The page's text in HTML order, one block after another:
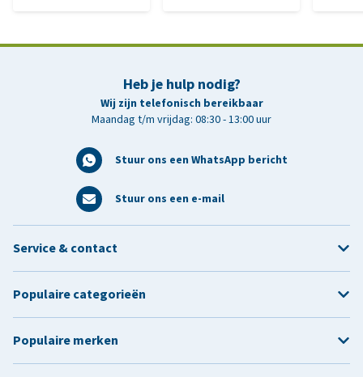
Heb je hulp nodig?
Wij zijn telefonisch bereikbaar
Maandag t/m vrijdag: 08:30 - 13:00 uur
Stuur ons een WhatsApp bericht
Stuur ons een e-mail
Service & contact
Populaire categorieën
Populaire merken